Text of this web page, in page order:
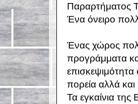
Παραρτήματος
Ένα όνειρο
Ένας χώρος
προγράμματα
πορεία αλλά
Τα εγκαίνια της